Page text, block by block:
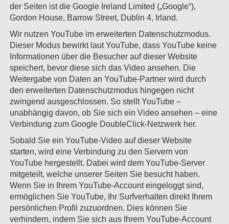
der Seiten ist die Google Ireland Limited („Google“),
Gordon House, Barrow Street, Dublin 4, Irland.
Wir nutzen YouTube im erweiterten Datenschutzmodus.
Dieser Modus bewirkt laut YouTube, dass YouTube keine
Informationen über die Besucher auf dieser Website
speichert, bevor diese sich das Video ansehen. Die
Weitergabe von Daten an YouTube-Partner wird durch
den erweiterten Datenschutzmodus hingegen nicht
zwingend ausgeschlossen. So stellt YouTube –
unabhängig davon, ob Sie sich ein Video ansehen – eine
Verbindung zum Google DoubleClick-Netzwerk her.
Sobald Sie ein YouTube-Video auf dieser Website
starten, wird eine Verbindung zu den Servern von
YouTube hergestellt. Dabei wird dem YouTube-Server
mitgeteilt, welche unserer Seiten Sie besucht haben.
Wenn Sie in Ihrem YouTube-Account eingeloggt sind,
ermöglichen Sie YouTube, Ihr Surfverhalten direkt Ihrem
persönlichen Profil zuzuordnen. Dies können Sie
verhindern, indem Sie sich aus Ihrem YouTube-Account